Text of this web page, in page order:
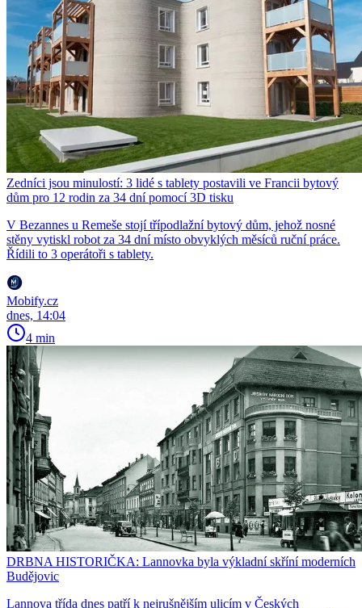
Zedníci jsou minulostí: 3 lidé s tablety postavili ve Francii bytový
dům pro 12 rodin za 34 dní pomocí 3D tisku
V Bezannes u Remeše stojí třípodlažní bytový dům, jehož nosné
stěny vytiskl robot za 34 dní místo obvyklých měsíců ruční práce.
Řídili to 3 operátoři s tablety.
Mobify.cz
dnes, 14:04
4 min
DRBNA HISTORIČKA: Lannovka byla výkladní skříní moderních
Budějovic
Lannova třída dnes patří k nejrušnějším ulicím v Českých